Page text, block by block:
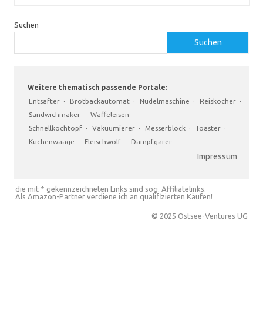
Suchen
Suchen
Weitere thematisch passende Portale:
Entsafter · Brotbackautomat · Nudelmaschine · Reiskocher ·
Sandwichmaker ·
Waffeleisen
Schnellkochtopf · Vakuumierer · Messerblock · Toaster ·
Küchenwaage · Fleischwolf · Dampfgarer
Impressum
die mit * gekennzeichneten Links sind sog. Affiliatelinks.
Als Amazon-Partner verdiene ich an qualifizierten Käufen!
© 2025 Ostsee-Ventures UG